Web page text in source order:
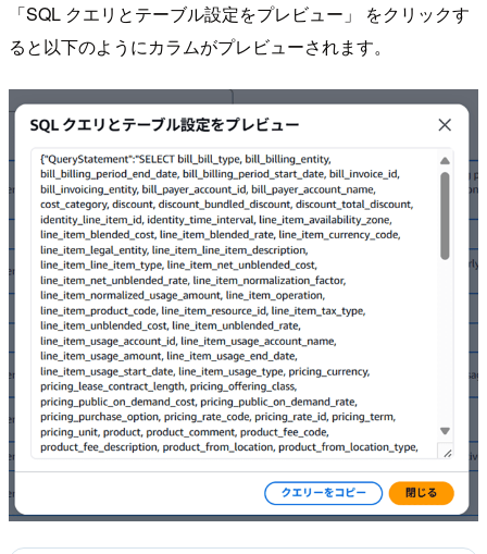
「SQL クエリとテーブル設定をプレビュー」 をクリックす
ると以下のようにカラムがプレビューされます。